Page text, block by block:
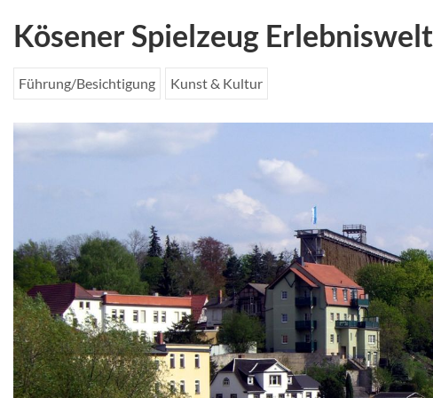
Kösener Spielzeug Erlebniswelt
Führung/Besichtigung Kunst & Kultur